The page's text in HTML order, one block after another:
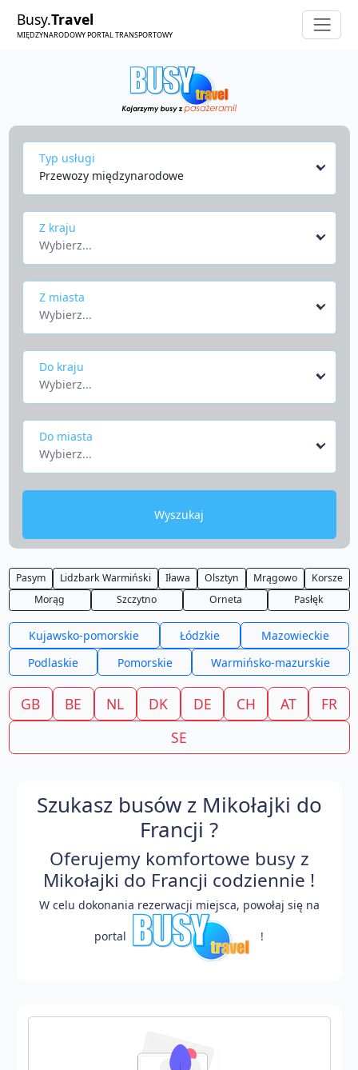
Busy.Travel
MIĘDZYNARODOWY PORTAL TRANSPORTOWY
Typ usługi
Przewozy międzynarodowe
Z kraju
Wybierz...
Z miasta
Wybierz...
Do kraju
Wybierz...
Do miasta
Wybierz...
Wyszukaj
Pasym Lidzbark Warmiński Iława Olsztyn Mrągowo
Korsze
Morąg
Szczytno Orneta Pasłęk
Kujawsko-pomorskie Łódzkie
Mazowieckie
Podlaskie
Pomorskie Warmińsko-mazurskie
GB BE NL DK DE CH AT
FR
SE
Szukasz busów z Mikołajki do
Francji ?
Oferujemy komfortowe busy z
Mikołajki do Francji codziennie !
W celu dokonania rezerwacji miejsca, powołaj się na
portal !